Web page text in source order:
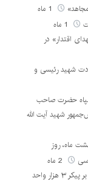
اقتدار» در
شهید رئیسی و
سپاه حضرت صاحب
شهید آیت الله
خامنه‌ای به مناسبت ۲۵ اردیبهشت ماه، روز
از سنگر دفاع تا میدان سازندگی؛ ترمیم زخم‌های جنگ بر پیکر ۳ هزار واحد